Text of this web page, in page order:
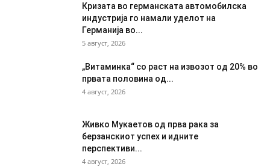
Кризата во германската автомобилска
индустрија го намали уделот на
Германија во...
5 август, 2026
„Витаминка“ со раст на извозот од 20% во
првата половина од...
4 август, 2026
Живко Мукаетов од прва рака за
берзанскиот успех и идните
перспективи...
4 август, 2026